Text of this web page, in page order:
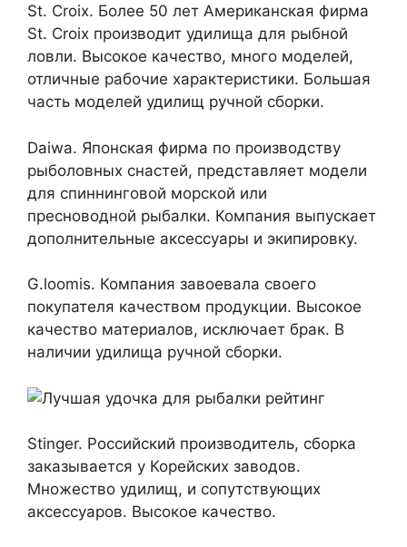
St. Croix. Более 50 лет Американская фирма
St. Croix производит удилища для рыбной
ловли. Высокое качество, много моделей,
отличные рабочие характеристики. Большая
часть моделей удилищ ручной сборки.
Daiwa. Японская фирма по производству
рыболовных снастей, представляет модели
для спиннинговой морской или
пресноводной рыбалки. Компания выпускает
дополнительные аксессуары и экипировку.
G.loomis. Компания завоевала своего
покупателя качеством продукции. Высокое
качество материалов, исключает брак. В
наличии удилища ручной сборки.
Stinger. Российский производитель, сборка
заказывается у Корейских заводов.
Множество удилищ, и сопутствующих
аксессуаров. Высокое качество.